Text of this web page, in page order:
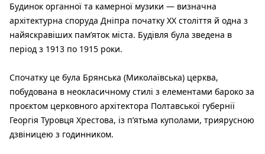
Будинок органної та камерної музики — визначна
архітектурна споруда Дніпра початку ХХ століття й одна з
найяскравіших пам’яток міста. Будівля була зведена в
період з 1913 по 1915 роки.
Спочатку це була Брянська (Миколаївська) церква,
побудована в неокласичному стилі з елементами бароко за
проєктом церковного архітектора Полтавської губернії
Георгія Туровця Хрестова, із п’ятьма куполами, триярусною
дзвіницею з годинником.